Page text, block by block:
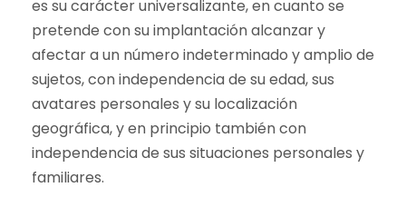
es su carácter universalizante, en cuanto se
pretende con su implantación alcanzar y
afectar a un número indeterminado y amplio de
sujetos, con independencia de su edad, sus
avatares personales y su localización
geográfica, y en principio también con
independencia de sus situaciones personales y
familiares.